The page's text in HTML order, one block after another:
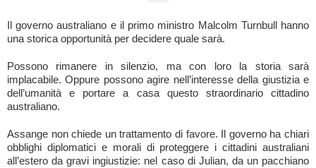
Il governo australiano e il primo ministro Malcolm Turnbull hanno
una storica opportunità per decidere quale sarà.
Possono rimanere in silenzio, ma con loro la storia sarà
implacabile. Oppure possono agire nell’interesse della giustizia e
dell’umanità e portare a casa questo straordinario cittadino
australiano.
Assange non chiede un trattamento di favore. Il governo ha chiari
obblighi diplomatici e morali di proteggere i cittadini australiani
all’estero da gravi ingiustizie: nel caso di Julian, da un pacchiano